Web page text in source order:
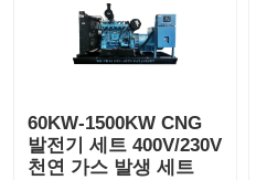
60KW-1500KW CNG
발전기 세트 400V/230V
천연 가스 발생 세트